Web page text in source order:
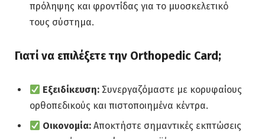
πρόληψης και φροντίδας για το μυοσκελετικό
τους σύστημα.
Γιατί να επιλέξετε την Orthopedic Card;
Εξειδίκευση: Συνεργαζόμαστε με κορυφαίους
ορθοπεδικούς και πιστοποιημένα κέντρα.
Οικονομία: Αποκτήστε σημαντικές εκπτώσεις